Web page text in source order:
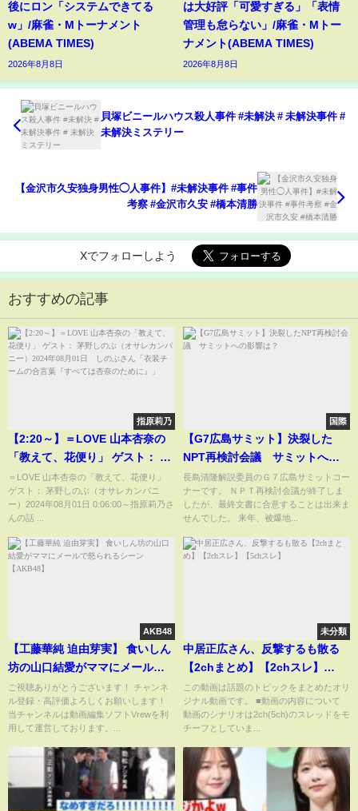
後にロン「システムできてる
w」/麻雀・Mトーナメント
(ABEMA TIMES)
2026年8月8日
は大好評「可愛すぎる」「表情
管理も怠らない」/麻雀・Mトー
ナメント(ABEMA TIMES)
2026年8月8日
貝塚ビニールハウス殺人事件 #未解決 # 未解決事件 #
未解決ミステリー
【金沢市久安独身男性◯人事件】#未解決事件 #事件
考察 #金沢市久安 #橋本清勝
Xでフォローしよう
おすすめの記事
指原莉乃
【2:20～】＝LOVE 山本杏奈の
「教えて、花便り」 ゲスト： 茅
野しのぶ（オサレカンパニー）
2024年08月01日 しのぶさん
「衣装チームの合言葉『すべて
＝LOVE 山本杏奈の「教えて、花便り」
ゲスト： 茅野しのぶ（オサレカンパニ
ー）2024年08月01日 0:06:00～指原莉乃さ
んの話 ...
国際
【G7広島サミット】決裂した
NPT再検討会議 サミットへの
影響は？
長島清隆解説委員のＧ７広島サミットコー
ナーです。 ＮＰＴ再検討会議が終了しま
したが、最終文書に合意することは出来ま
せんでした。 来年、被爆地...
AKB48
【工藤華純 迫由芽実】 食いしん
坊の山口結愛がママにメールで
怒られるシーン 【AKB48】
ご視聴ありがとうございます！ チャンネ
ル登録・高評価よろしくお願いします！
当チャンネルは動画編集ソフトVrewを利
用して運営しております。...
未分類
中居正広さん、反撃するも散る
【2chまとめ】【2chスレ】
【5chスレ】
この動画は話題のトピックをまとめたオリ
ジナル動画です。 ■動画の内容について
動画のシナリオは2ch(5ch)のスレッドをモ
チーフとしていま...